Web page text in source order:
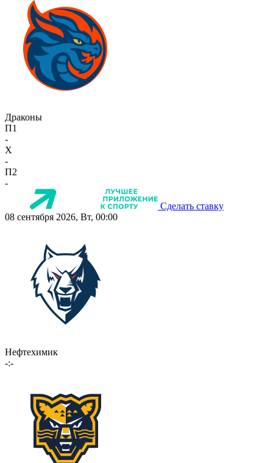
Драконы
П1
-
X
-
П2
-
Сделать ставку
08 сентября 2026, Вт, 00:00
Нефтехимик
-:-